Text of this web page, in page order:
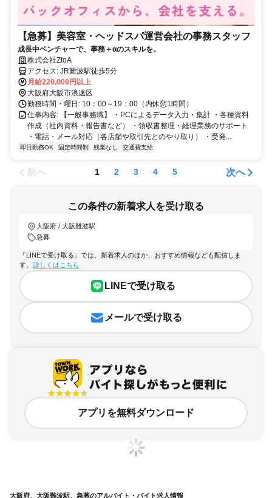
【急募】美容室・ヘッドスパ運営会社の事務スタッフ
成長中ベンチャーで、事務＋αのスキルを。
株式会社ZtoA
アクセス: JR難波駅徒歩5分
月給220,000円以上
大阪府大阪市浪速区
勤務時間・曜日: 10：00～19：00（内休憩1時間）
仕事内容: 【一般事務職】 ・PCによるデータ入力・集計 ・各種資料
作成（社内資料・報告書など） ・領収書整理・経理業務のサポート
・電話・メール対応（各店舗や取引先とのやり取り） ・受発...
即日勤務OK 固定時間制 残業なし 交通費支給
前へ 1 2 3 4 5 次へ
この条件の新着求人を受け取る
大阪府 / 大阪難波駅
急募
「LINEで受け取る」では、新着求人のほか、おすすめ情報なども配信しま
す。 詳しくはこちら
LINEで受け取る
メールで受け取る
アプリを無料ダウンロード
大阪府、大阪難波駅、急募のアルバイト・バイト求人情報